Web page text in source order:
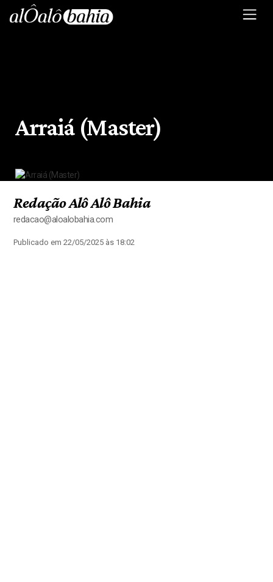
Arraiá (Master)
Redação Alô Alô Bahia
redacao@aloalobahia.com
Publicado em 22/05/2025 às 18:02